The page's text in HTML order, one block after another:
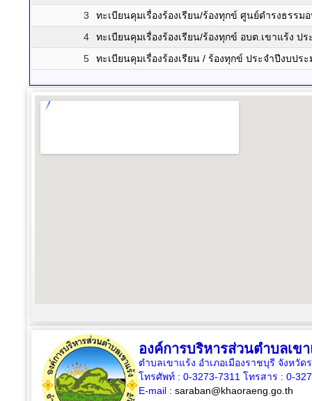
3
ทะเบียนคุมเรื่องร้องเรียน/ร้องทุกข์ ศูนย์ดำรงธรร
4
ทะเบียนคุมเรื่องร้องเรียน/ร้องทุกข์ อบต.เขาแร้ง ป
5
ทะเบียนคุมเรื่องร้องเรียน / ร้องทุกข์ ประจำปีงบปร
องค์การบริหารส่วนตำบลเข
ตำบลเขาแร้ง อำเภอเมืองราชบุรี จังหวัด
โทรศัพท์ : 0-3273-7311 โทรสาร : 0-
E-mail : saraban@khaoraeng.go.th